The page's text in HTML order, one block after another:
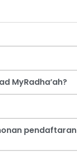
MyRadha’ah?
pendaftaran